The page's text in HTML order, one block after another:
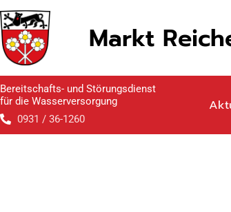
springen
Zum
Inhalt
springen
Markt
Bereitschafts- und Störungsdienst
für die Wasserversorgung
0931 / 36-1260